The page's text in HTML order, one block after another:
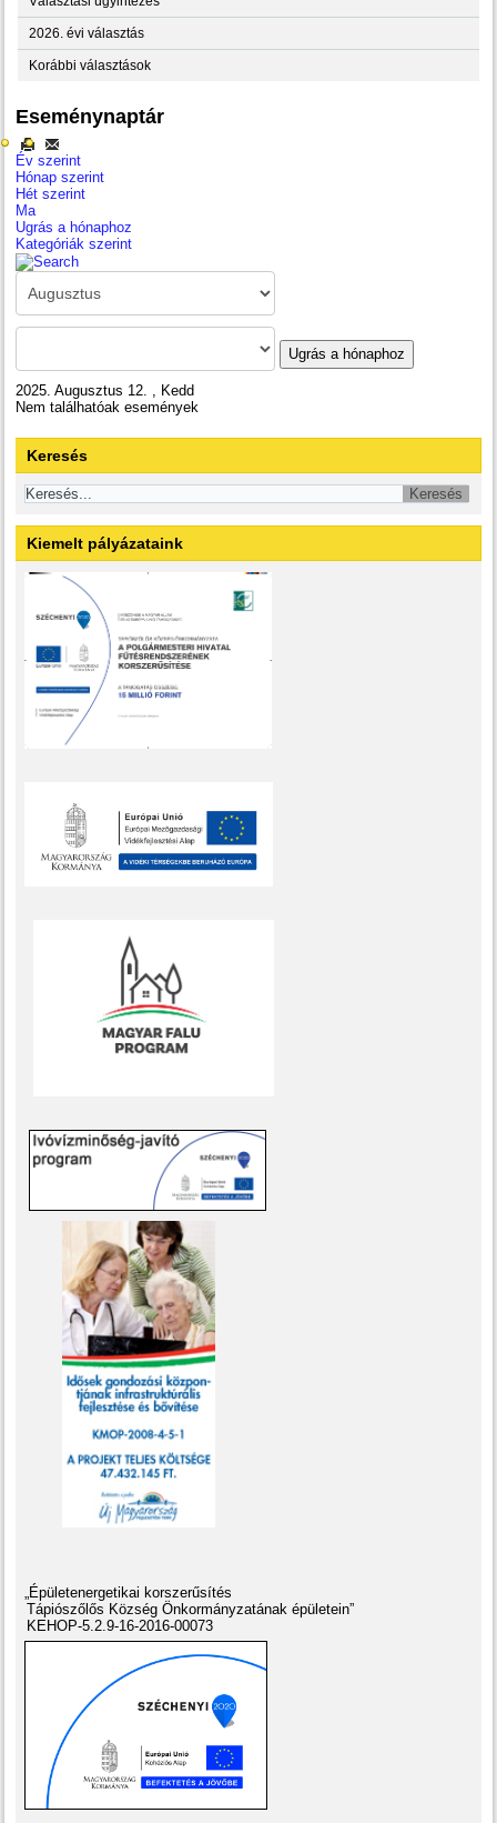
2026. évi választás
Korábbi választások
Eseménynaptár
Év szerint
Hónap szerint
Hét szerint
Ma
Ugrás a hónaphoz
Kategóriák szerint
Ugrás a hónaphoz
2025. Augusztus 12. , Kedd
Nem találhatóak események
Keresés
Kiemelt pályázataink
„Épületenergetikai korszerűsítés
Tápiószőlős Község Önkormányzatának épületein”
KEHOP-5.2.9-16-2016-00073